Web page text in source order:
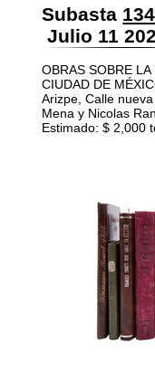
Subasta
Julio 11
OBRAS SOBRE
CIUDAD DE
Arizpe, Calle
Mena y Nicolas
Estimado: $ 2,000